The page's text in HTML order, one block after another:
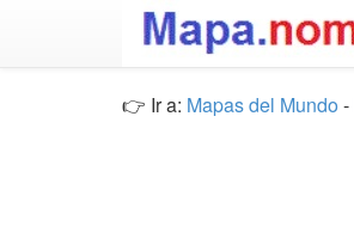
👉 Ir a: Mapas del Mundo -